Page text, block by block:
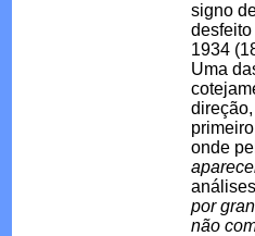
signo
1934
Uma
onde
por
não